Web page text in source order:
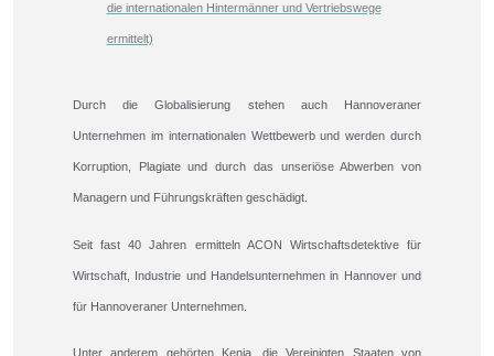
die internationalen Hintermänner und Vertriebswege
ermittelt)
Durch die Globalisierung stehen auch Hannoveraner
Unternehmen im internationalen Wettbewerb und werden durch
Korruption, Plagiate und durch das unseriöse Abwerben von
Managern und Führungskräften geschädigt.
Seit fast 40 Jahren ermitteln ACON Wirtschaftsdetektive für
Wirtschaft, Industrie und Handelsunternehmen in Hannover und
für Hannoveraner Unternehmen.
Unter anderem gehörten Kenia, die Vereinigten Staaten von